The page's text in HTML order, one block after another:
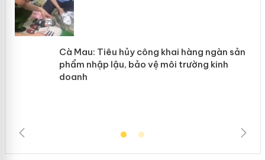
Cà Mau: Tiêu hủy công khai hàng
ngàn sản phẩm nhập lậu, bảo vệ môi
trường kinh doanh